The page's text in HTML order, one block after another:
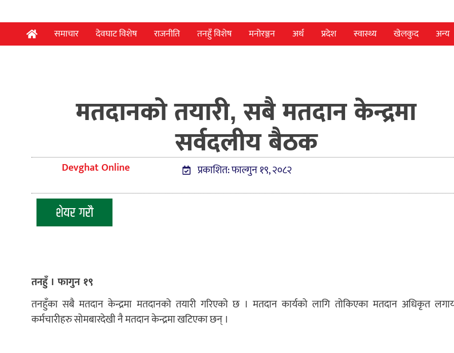
समाचार देवघाट विशेष राजनीति तनहुँ विशेष मनोरञ्जन अर्थ प्रदेश स्वास्थ्य खेलकुद अन्य
मतदानको तयारी, सबै मतदान केन्द्रमा
सर्वदलीय बैठक
Devghat Online प्रकाशित: फाल्गुन १९, २०८२
शेयर गरौ
तनहुँ । फागुन १९
तनहुँका सबै मतदान केन्द्रमा मतदानको तयारी गरिएको छ । मतदान कार्यको लागि तोकिएका मतदान अधिकृत
कर्मचारीहरु सोमबारदेखी नै मतदान केन्द्रमा खटिएका छन् ।